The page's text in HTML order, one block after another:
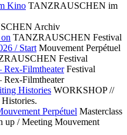
Kino TANZRAUSCHEN im
Archiv
TANZRAUSCHEN Festival
/ Start Mouvement Perpétuel
Festival
Rex-Filmtheater Festival
Rex-Filmtheater
Histories WORKSHOP //
Perpétuel Masterclass
up / Meeting Mouvement